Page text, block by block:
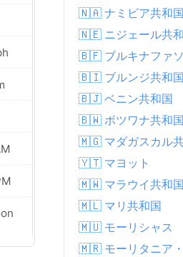
70%
38.9 kph
0.0 mm
8.0
07:23 AM
08:33 PM
New Moon
🇳🇦 ナミビア共和国
🇳🇪 ニジェール共
🇧🇫 ブルキナファソ
🇧🇮 ブルンジ共和国
🇧🇯 ベニン共和国
🇧🇼 ボツワナ共和国
🇲🇬 マダガスカル
🇾🇹 マヨット
🇲🇼 マラウイ共和国
🇲🇱 マリ共和国
🇲🇺 モーリシャス
🇲🇷 モーリタニア